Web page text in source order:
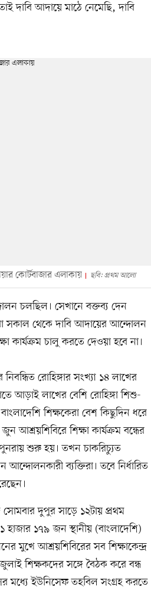
দাবি আদায়ে মাঠে নেমেছি, দাবি
কোর্টবাজার এলাকায় ছবি: প্রথম আলো
চলছিল। সেখানে বক্তব্য দেন
সকাল থেকে দাবি আদায়ের আন্দোলন
কার্যক্রম চালু করতে দেওয়া হবে না।
রোহিঙ্গার সংখ্যা ১৪ লাখের
আড়াই লাখের বেশি রোহিঙ্গা শিশু-
শিক্ষকেরা বেশ কিছুদিন ধরে
শিক্ষা কার্যক্রম বন্ধের
শুরু হয়। তখন চাকরিচ্যুত
ব্যক্তিরা। তবে নির্ধারিত
দুপুর সাড়ে ১২টায় প্রথম
১৭৯ জন স্থানীয় (বাংলাদেশি)
মুখে আশ্রয়শিবিরের সব শিক্ষাকেন্দ্র
শিক্ষকদের সঙ্গে বৈঠক করে বন্ধ
মধ্যে ইউনিসেফ তহবিল সংগ্রহ করতে